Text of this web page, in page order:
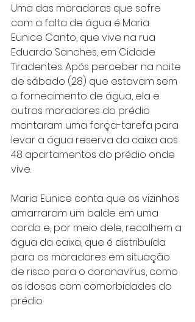
Uma das moradoras que sofre
com a falta de água é Maria
Eunice Canto, que vive na rua
Eduardo Sanches, em Cidade
Tiradentes. Após perceber na noite
de sábado (28) que estavam sem
o fornecimento de água, ela e
outros moradores do prédio
montaram uma força-tarefa para
levar a água reserva da caixa aos
48 apartamentos do prédio onde
vive.
Maria Eunice conta que os vizinhos
amarraram um balde em uma
corda e, por meio dele, recolhem a
água da caixa, que é distribuída
para os moradores em situação
de risco para o coronavírus, como
os idosos com comorbidades do
prédio.